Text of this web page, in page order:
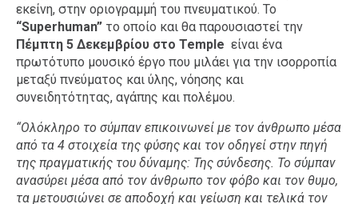
εκείνη, στην οριογραμμή του πνευματικού. Το
“Superhuman” το οποίο και θα παρουσιαστεί την
Πέμπτη 5 Δεκεμβρίου στο Temple είναι ένα
πρωτότυπο μουσικό έργο που μιλάει για την ισορροπία
μεταξύ πνεύματος και ύλης, νόησης και
συνειδητότητας, αγάπης και πολέμου.
“Ολόκληρο το σύμπαν επικοινωνεί με τον άνθρωπο μέσα
από τα 4 στοιχεία της φύσης και τον οδηγεί στην πηγή
της πραγματικής του δύναμης: Της σύνδεσης. Το σύμπαν
ανασύρει μέσα από τον άνθρωπο τον φόβο και τον θυμο,
τα μετουσιώνει σε αποδοχή και γείωση και τελικά τον